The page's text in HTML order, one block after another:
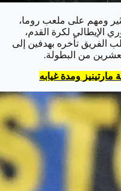
ومهم على ملعب روما،
الإيطالي لكرة القدم،
الفريق تأخره بهدفين إلى
مارتينيز ومدة غيابه